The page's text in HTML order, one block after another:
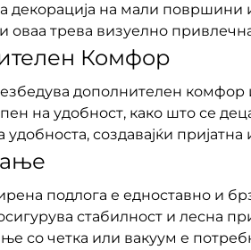
декорација на мали
оваа трева визуелно
Комфор
дополнителен комфор
на удобност, како што се
создавајќи
подлога е едноставно и
стабилност и лесна
со четка или вакуум е